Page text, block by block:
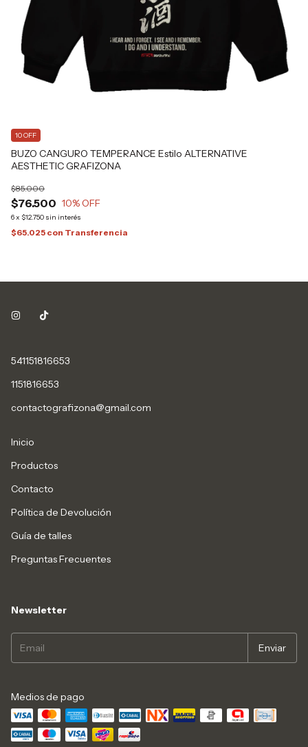
BUZO CANGURO TEMPERANCE Estilo ALTERNATIVE
AESTHETIC GRAFIZONA
$76.500
$85.000
10% OFF
6x $12.750 sin interés
10 OFF
$65.025 con Transferencia
541151816653
1151816653
contactografizona@gmail.com
Inicio
Productos
Contacto
Política de Devolución
Guía de talles
Preguntas Frecuentes
Newsletter
Medios de pago